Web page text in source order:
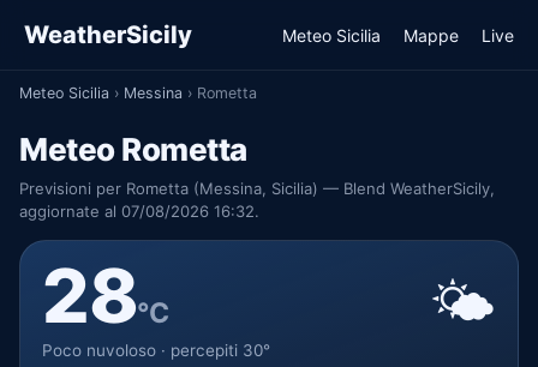
WeatherSicily Meteo Sicilia Mappe Live
Meteo Sicilia › Messina › Rometta
Meteo Rometta
Previsioni per Rometta (Messina, Sicilia) — Blend WeatherSicily,
aggiornate al 07/08/2026 16:32.
28°C
Poco nuvoloso · percepiti 30°
🌤️